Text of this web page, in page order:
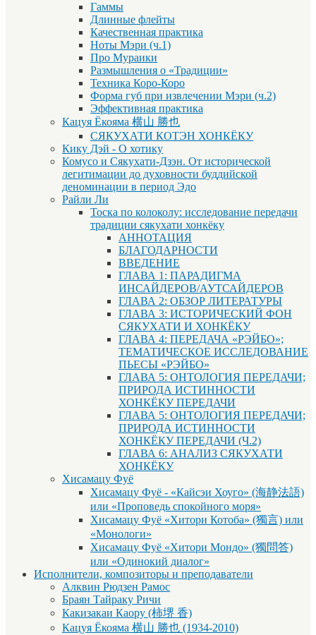
Гаммы
Длинные флейты
Качественная практика
Ноты Мэри (ч.1)
Про Мураики
Размышления о «Традиции»
Техника Коро-Коро
Форма губ при извлечении Мэри (ч.2)
Эффективная практика
Кацуя Ёкояма 横山 勝也
СЯКУХАТИ КОТЭН ХОНКЁКУ
Кику Дэй - О хотику
Комусо и Сякухати-Дзэн. От исторической
легитимации до духовности буддийской
деноминации в период Эдо
Райли Ли
Тоска по колоколу: исследование передачи
традиции сякухати хонкёку
АННОТАЦИЯ
БЛАГОДАРНОСТИ
ВВЕДЕНИЕ
ГЛАВА 1: ПАРАДИГМА
ИНСАЙДЕРОВ/АУТСАЙДЕРОВ
ГЛАВА 2: ОБЗОР ЛИТЕРАТУРЫ
ГЛАВА 3: ИСТОРИЧЕСКИЙ ФОН
СЯКУХАТИ И ХОНКЁКУ
ГЛАВА 4: ПЕРЕДАЧА «РЭЙБО»;
ТЕМАТИЧЕСКОЕ ИССЛЕДОВАНИЕ
ПЬЕСЫ «РЭЙБО»
ГЛАВА 5: ОНТОЛОГИЯ ПЕРЕДАЧИ;
ПРИРОДА ИСТИННОСТИ
ХОНКЁКУ ПЕРЕДАЧИ
ГЛАВА 5: ОНТОЛОГИЯ ПЕРЕДАЧИ;
ПРИРОДА ИСТИННОСТИ
ХОНКЁКУ ПЕРЕДАЧИ (Ч.2)
ГЛАВА 6: АНАЛИЗ СЯКУХАТИ
ХОНКЁКУ
Хисамацу Фуё
Хисамацу Фуё - «Кайсэи Хоуго» (海静法語)
или «Проповедь спокойного моря»
Хисамацу Фуё «Хитори Котоба» (獨言) или
«Монологи»
Хисамацу Фуё «Хитори Мондо» (獨問答)
или «Одинокий диалог»
Исполнители, композиторы и преподаватели
Алквин Рюдзен Рамос
Браян Тайраку Ричи
Какизакаи Каору (柿堺 香)
Кацуя Ёкояма 横山 勝也 (1934-2010)